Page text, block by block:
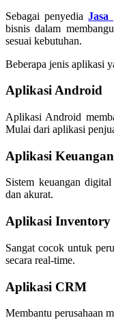
Sebagai penyediaJasa
bisnis dalam
sesuai kebutuhan.
Beberapa jenis aplikasi
Aplikasi Android
Aplikasi Android
Mulai dari aplikasi
Aplikasi Keuangan
Sistem keuangan
dan akurat.
Aplikasi Inventory
Sangat cocok untuk
secara real-time.
Aplikasi CRM
Membantu perusahaan